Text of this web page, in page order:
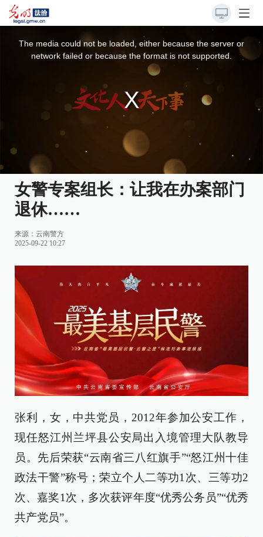
The media could not be loaded, either because the server or
network failed or because the format is not supported.
女警专案组长：让我在办案部门
退休……
来源： 云南警方
2025-09-22 10:27
张利，女，中共党员，2012年参加公安工作，
现任怒江州兰坪县公安局出入境管理大队教导
员。先后荣获“云南省三八红旗手”“怒江州十佳
政法干警”称号；荣立个人二等功1次、三等功2
次、嘉奖1次，多次获评年度“优秀公务员”“优秀
共产党员”。